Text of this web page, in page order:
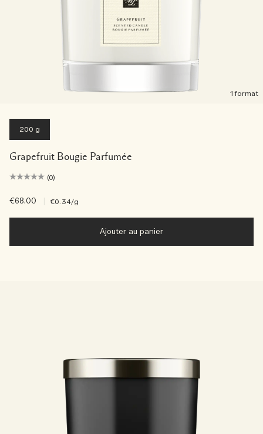
1 format
200 g
Grapefruit Bougie Parfumée
(0)
€68.00 €0.34/g
Ajouter au panier